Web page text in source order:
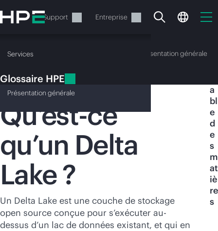
au
contenu
Services Support Entreprise
Services
Votre panier est
actuellement vide
Rendez-vous dans la boutique HPE pour
Acheter maintenant
Glossaire HPE Présentation générale
Présentation générale
Glossaire HPE
Delta Lake
Qu’est-ce
qu’un Delta
Lake ?
Un Delta Lake est une couche de stockage
open source conçue pour s’exécuter au-
dessus d’un lac de données existant, et qui en
a
bl
e
d
e
s
m
at
iè
re
s